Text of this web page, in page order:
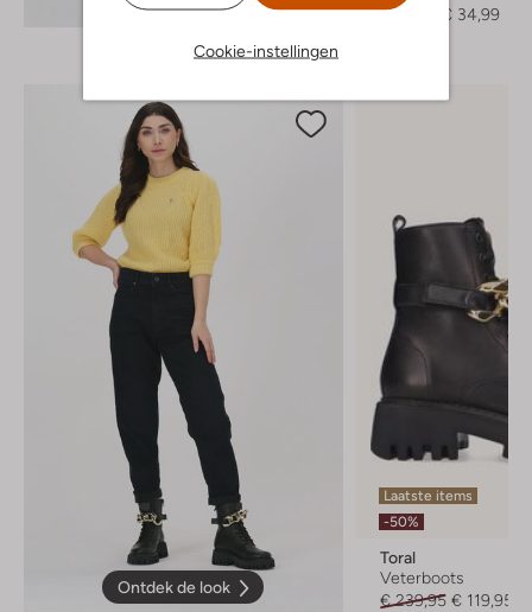
Cookie-instellingen
€ 69,95
€ 34,99
Ontdek de look
Laatste items
-50%
Toral
Veterboots
€ 239,95 € 119,95